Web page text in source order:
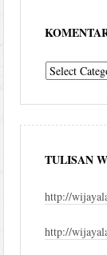
komentar
TULISAN
http://
http://